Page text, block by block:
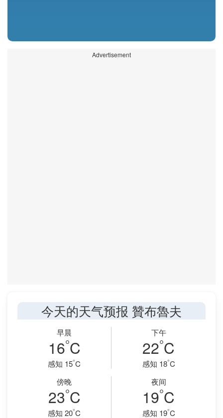
Advertisement
今天的天气预报 贊布魯夫
早晨
16°C
感知 15°C
下午
22°C
感知 18°C
傍晚
23°C
感知 20°C
夜间
19°C
感知 19°C